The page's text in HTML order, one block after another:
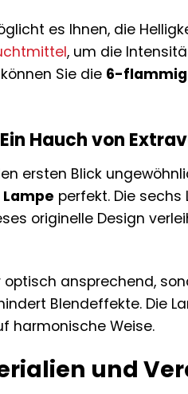
es Ihnen, die
, um die
Sie die 6-
Hauch von
ersten Blick
perfekt. Die
originelle Design
ansprechend,
Blendeffekte. Die
harmonische Weise.
und